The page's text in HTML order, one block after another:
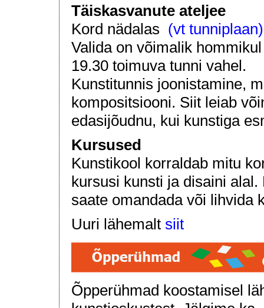
Täiskasvanute ateljee
Kord nädalas (vt tunniplaan)
Valida on võimalik
19.30 toimuva tunni vahel.
Kunstitunnis joonistamine,
kompositsiooni. Siit leiab
edasijõudnu, kui kunstiga
Kursused
Kunstikool korraldab mitu
kursusi kunsti ja disaini
saate omandada või lihvida
Uuri lähemalt siit
Õpperühmad koostamisel